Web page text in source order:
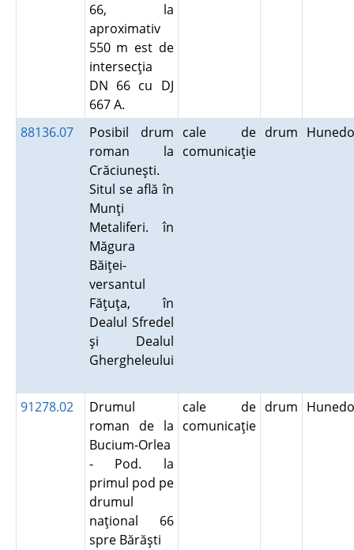
66, la
aproximativ
550 m est de
intersecţia
DN 66 cu DJ
667 A.
88136.07
Posibil drum
roman la
Crăciuneşti.
Situl se află în
Munţi
Metaliferi. în
Măgura
Băiţei-
versantul
Făţuţa, în
Dealul Sfredel
şi Dealul
Ghergheleului
cale de
comunicaţie
drum
91278.02
Drumul
roman de la
Bucium-Orlea
- Pod. la
primul pod pe
drumul
naţional 66
spre Bărăşti
cale de
comunicaţie
drum